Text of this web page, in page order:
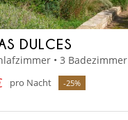
DULCES
• 3 Badezimmer
pro Nacht -25%